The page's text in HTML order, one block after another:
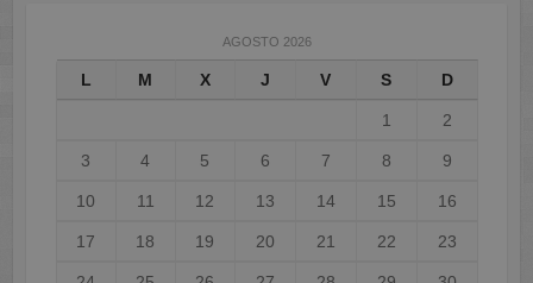
AGOSTO 2026
L M X J V S D
1 2
3 4 5 6 7 8 9
10 11 12 13 14 15 16
17 18 19 20 21 22 23